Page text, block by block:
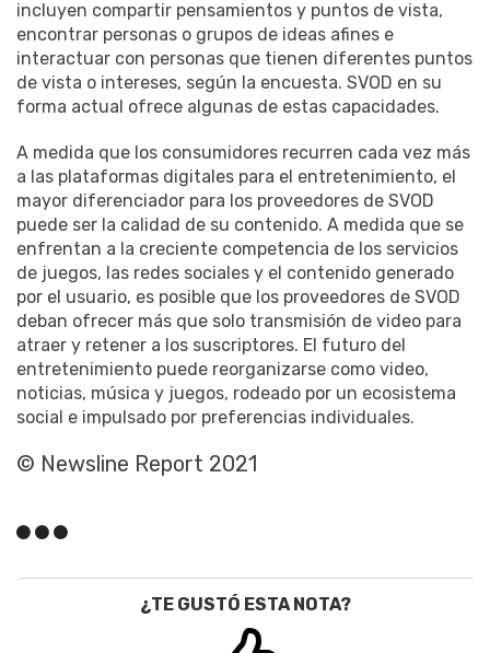
incluyen compartir pensamientos y puntos de vista,
encontrar personas o grupos de ideas afines e
interactuar con personas que tienen diferentes puntos
de vista o intereses, según la encuesta. SVOD en su
forma actual ofrece algunas de estas capacidades.
A medida que los consumidores recurren cada vez más
a las plataformas digitales para el entretenimiento, el
mayor diferenciador para los proveedores de SVOD
puede ser la calidad de su contenido. A medida que se
enfrentan a la creciente competencia de los servicios
de juegos, las redes sociales y el contenido generado
por el usuario, es posible que los proveedores de SVOD
deban ofrecer más que solo transmisión de video para
atraer y retener a los suscriptores. El futuro del
entretenimiento puede reorganizarse como video,
noticias, música y juegos, rodeado por un ecosistema
social e impulsado por preferencias individuales.
© Newsline Report 2021
¿TE GUSTÓ ESTA NOTA?